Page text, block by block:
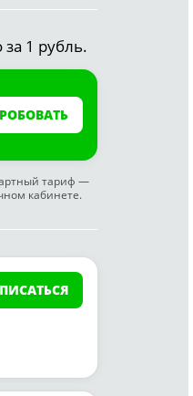
1 рубль.
тариф —
кабинете.